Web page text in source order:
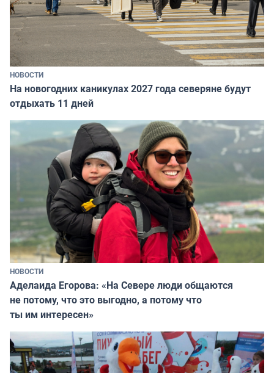
НОВОСТИ
На новогодних каникулах 2027 года северяне будут
отдыхать 11 дней
НОВОСТИ
Аделаида Егорова: «На Севере люди общаются
не потому, что это выгодно, а потому что
ты им интересен»